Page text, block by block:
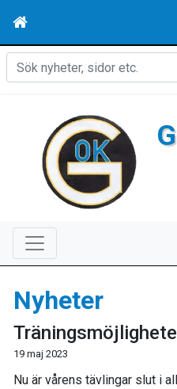
Nyheter
19 maj 2023
Nu är vårens tävlingar slut i